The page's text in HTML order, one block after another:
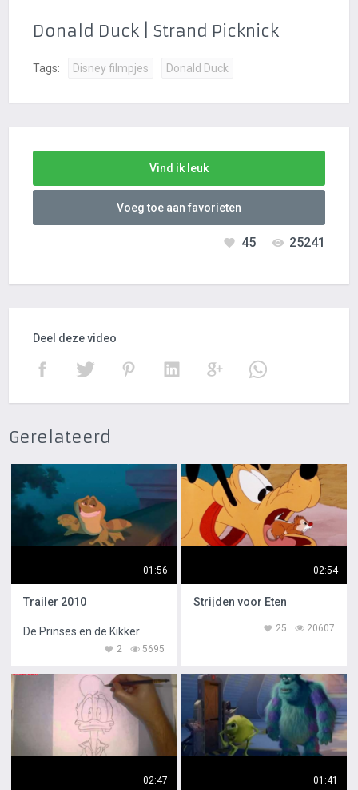
Donald Duck | Strand Picknick
Tags: Disney filmpjes Donald Duck
Vind ik leuk
Voeg toe aan favorieten
25241
45
Deel deze video
Gerelateerd
01:56
Trailer 2010
De Prinses en de Kikker
5695
2
02:54
Strijden voor Eten
20607
25
02:47 01:41